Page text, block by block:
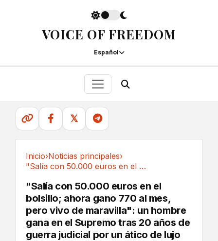
VOICE OF FREEDOM
Español
𝕏
Inicio›Noticias principales›
"Salía con 50.000 euros en el bolsillo; ahora...
"Salía con 50.000 euros en el
bolsillo; ahora gano 770 al mes,
pero vivo de maravilla": un hombre
gana en el Supremo tras 20 años de
guerra judicial por un ático de lujo